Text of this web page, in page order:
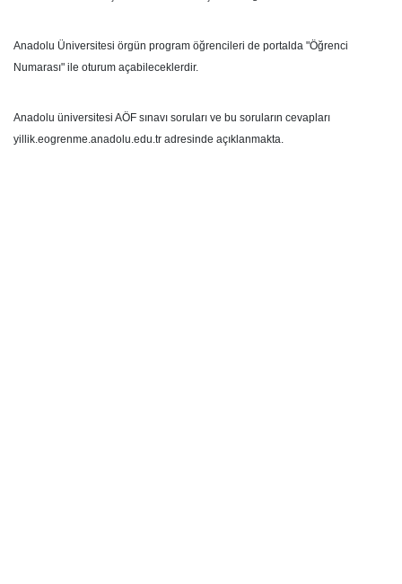
Anadolu Üniversitesi örgün program öğrencileri de portalda "Öğrenci
Numarası" ile oturum açabileceklerdir.
Anadolu üniversitesi AÖF sınavı soruları ve bu soruların cevapları
yillik.eogrenme.anadolu.edu.tr adresinde açıklanmakta.